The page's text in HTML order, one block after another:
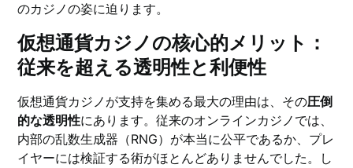
のカジノの姿に迫ります。
仮想通貨カジノの核心的メリット：
従来を超える透明性と利便性
仮想通貨カジノが支持を集める最大の理由は、その圧倒
的な透明性にあります。従来のオンラインカジノでは、
内部の乱数生成器（RNG）が本当に公平であるか、プレ
イヤーには検証する術がほとんどありませんでした。し